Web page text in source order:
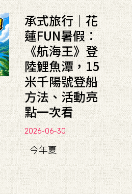
承式旅行｜花
蓮FUN暑假：
《航海王》登
陸鯉魚潭，15
米千陽號登船
方法、活動亮
點一次看
2026-06-30
今年夏